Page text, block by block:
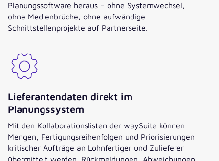
Planungssoftware heraus – ohne Systemwechsel,
ohne Medienbrüche, ohne aufwändige
Schnittstellenprojekte auf Partnerseite.
Lieferantendaten direkt im
Planungssystem
Mit den Kollaborationslisten der waySuite können
Mengen, Fertigungsreihenfolgen und Priorisierungen
kritischer Aufträge an Lohnfertiger und Zulieferer
übermittelt werden. Rückmeldungen, Abweichungen